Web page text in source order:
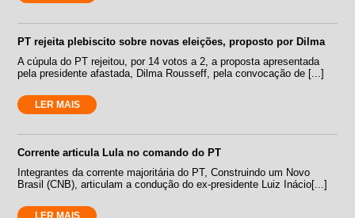
PT rejeita plebiscito sobre novas eleições, proposto por Dilma
A cúpula do PT rejeitou, por 14 votos a 2, a proposta apresentada
pela presidente afastada, Dilma Rousseff, pela convocação de [...]
LER MAIS
Corrente articula Lula no comando do PT
Integrantes da corrente majoritária do PT, Construindo um Novo
Brasil (CNB), articulam a condução do ex-presidente Luiz Inácio[...]
LER MAIS